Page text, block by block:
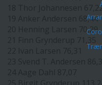
18 Thor Johannesen
19 Anker Andersen 68,44
20 Henning Larsen 70,29